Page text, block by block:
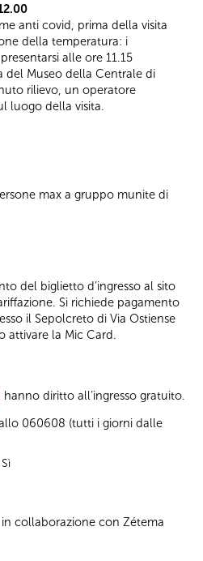
anti covid, prima della visita
della temperatura: i
alle ore 11.15
del Museo della Centrale di
rilievo, un operatore
luogo della visita.
max a gruppo munite di
del biglietto d’ingresso al sito
Si richiede pagamento
il Sepolcreto di Via Ostiense
attivare la Mic Card.
hanno diritto all’ingresso gratuito.
060608 (tutti i giorni dalle
Sì
collaborazione con Zétema